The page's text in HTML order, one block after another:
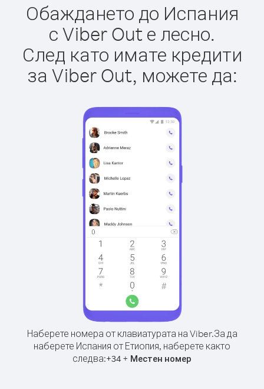
Обаждането до Испания
с Viber Out е лесно.
След като имате кредити
за Viber Out, можете да:
Наберете номера от клавиатурата на Viber.За да
наберете Испания от Етиопия, наберете както
следва:+34 + Местен номер